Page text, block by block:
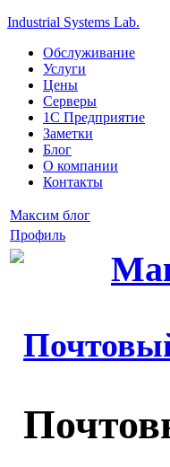
Industrial Systems Lab.
Обслуживание
Услуги
Цены
Серверы
1С Предприятие
Заметки
Блог
О компании
Контакты
Максим блог
Профиль